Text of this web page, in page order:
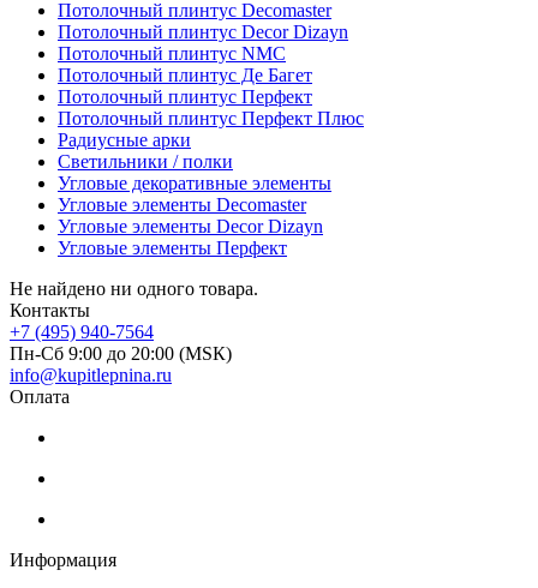
Потолочный плинтус Decomaster
Потолочный плинтус Dеcor Dizayn
Потолочный плинтус NMC
Потолочный плинтус Де Багет
Потолочный плинтус Перфект
Потолочный плинтус Перфект Плюс
Радиусные арки
Светильники / полки
Угловые декоративные элементы
Угловые элементы Decomaster
Угловые элементы Decor Dizayn
Угловые элементы Перфект
Не найдено ни одного товара.
Контакты
+7 (495) 940-7564
Пн-Сб 9:00 до 20:00 (МSК)
info@kupitlepnina.ru
Оплата
Информация